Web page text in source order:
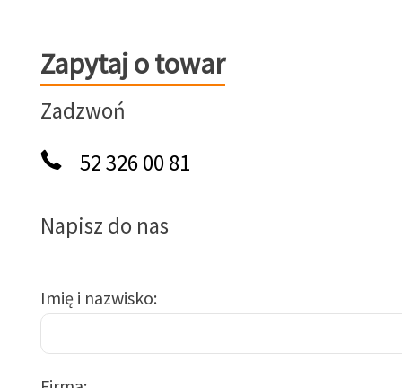
Zapytaj o towar
Zapytaj o towar
Zadzwoń
52 326 00 81
Napisz do nas
Imię i nazwisko